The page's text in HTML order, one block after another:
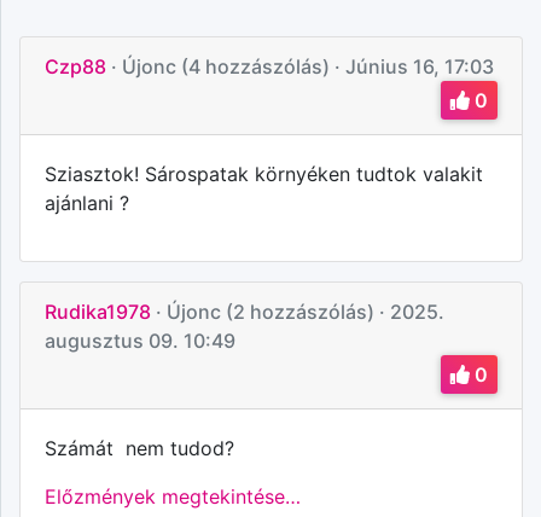
Czp88 · Újonc (4 hozzászólás) · Június 16, 17:03
0
Sziasztok! Sárospatak környéken tudtok valakit
ajánlani ?
Rudika1978 · Újonc (2 hozzászólás) · 2025.
augusztus 09. 10:49
0
Számát nem tudod?
Előzmények megtekintése…